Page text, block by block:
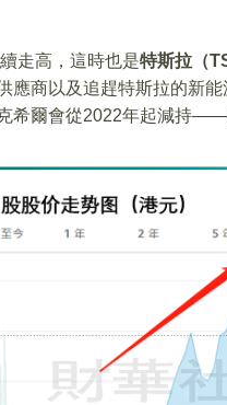
走高，這時也是特斯拉（
應商以及追趕特斯拉的新
希爾會從2022年起減持——